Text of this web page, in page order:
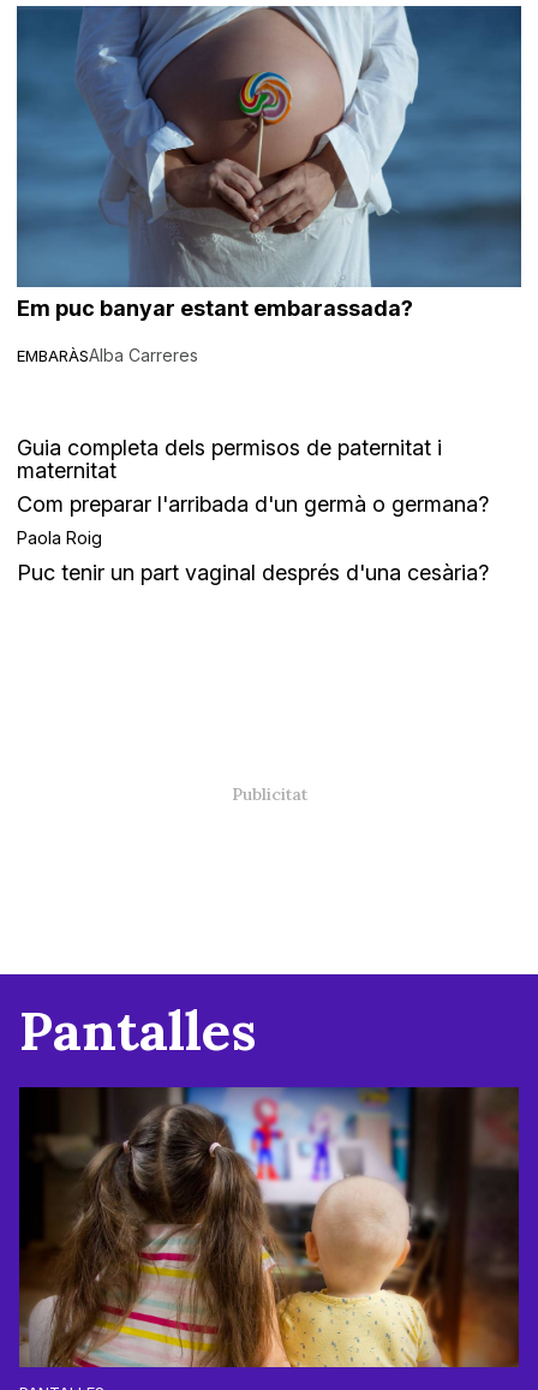
EMBARÀS
Em puc banyar estant embarassada?
Alba Carreres
Guia completa dels permisos de paternitat i
maternitat
Com preparar l'arribada d'un germà o germana?
Paola Roig
Puc tenir un part vaginal després d'una cesària?
Pantalles